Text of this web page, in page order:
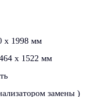
x 1998 мм
x 1522 мм
замены )